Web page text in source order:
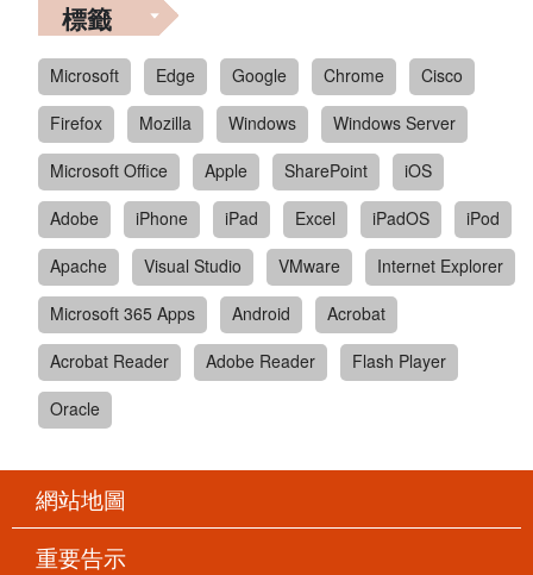
標籤
Microsoft Edge Google Chrome
Cisco
Firefox
Mozilla Windows
Windows Server
Microsoft Office
Apple SharePoint
iOS
Adobe
iPhone iPad Excel iPadOS
iPod
Apache
Visual Studio VMware
Internet Explorer
Microsoft 365 Apps
Android
Acrobat
Acrobat Reader
Adobe Reader
Flash Player
Oracle
網站地圖
重要告示